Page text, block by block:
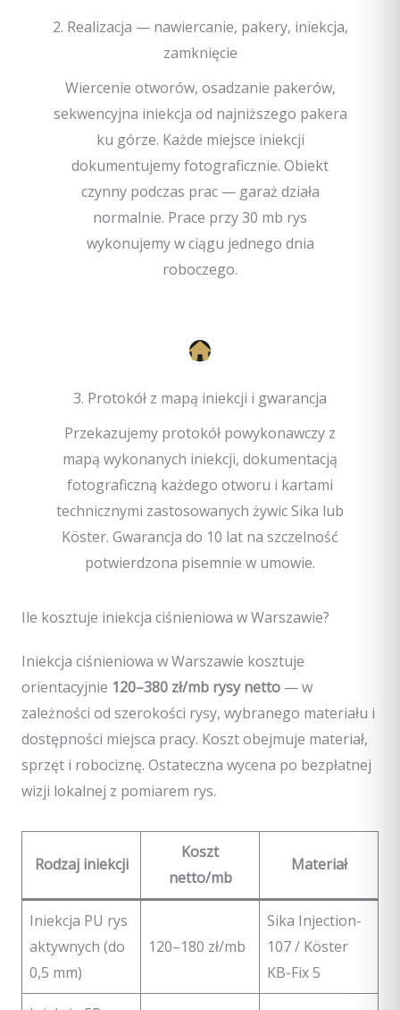
2. Realizacja — nawiercanie, pakery, iniekcja,
zamknięcie
Wiercenie otworów, osadzanie pakerów,
sekwencyjna iniekcja od najniższego pakera
ku górze. Każde miejsce iniekcji
dokumentujemy fotograficznie. Obiekt
czynny podczas prac — garaż działa
normalnie. Prace przy 30 mb rys
wykonujemy w ciągu jednego dnia
roboczego.
3. Protokół z mapą iniekcji i gwarancja
Przekazujemy protokół powykonawczy z
mapą wykonanych iniekcji, dokumentacją
fotograficzną każdego otworu i kartami
technicznymi zastosowanych żywic Sika lub
Köster. Gwarancja do 10 lat na szczelność
potwierdzona pisemnie w umowie.
Ile kosztuje iniekcja ciśnieniowa w Warszawie?
Iniekcja ciśnieniowa w Warszawie kosztuje
orientacyjnie 120–380 zł/mb rysy netto — w
zależności od szerokości rysy, wybranego materiału i
dostępności miejsca pracy. Koszt obejmuje materiał,
sprzęt i robociznę. Ostateczna wycena po bezpłatnej
wizji lokalnej z pomiarem rys.
Rodzaj iniekcji
Koszt
netto/mb
Materiał
Iniekcja PU rys
aktywnych (do
0,5 mm)
120–180 zł/mb
Sika Injection-
107 / Köster
KB-Fix 5